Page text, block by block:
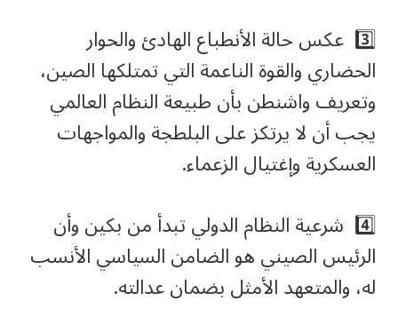
3️⃣ عكس حالة الأنطباع الهادئ والحوار
الحضاري والقوة الناعمة التي تمتلكها الصين،
وتعريف واشنطن بأن طبيعة النظام العالمي
يجب أن لا يرتكز على البلطجة والمواجهات
العسكرية وإغتيال الزعماء.
4️⃣ شرعية النظام الدولي تبدأ من بكين وأن
الرئيس الصيني هو الضامن السياسي الأنسب
له، والمتعهد الأمثل بضمان عدالته.